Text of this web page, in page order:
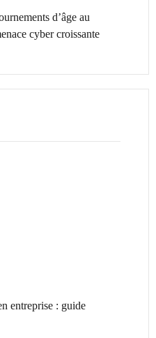
d’âge au
cyber croissante
entreprise : guide